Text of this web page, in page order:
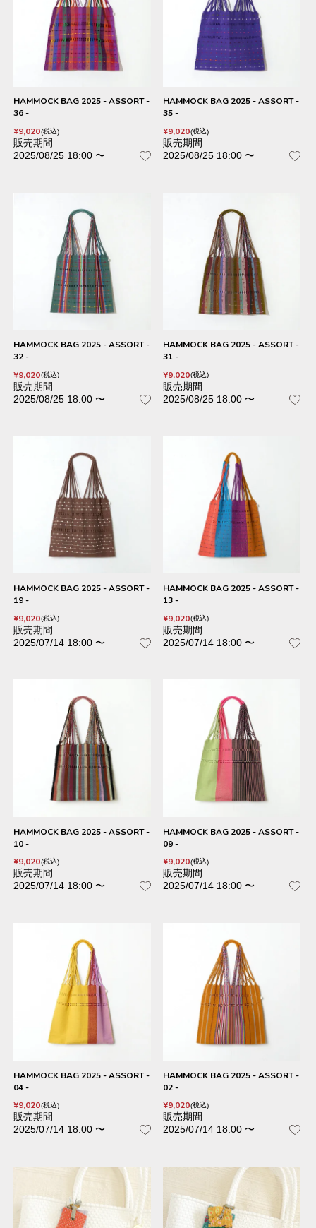
HAMMOCK BAG 2025 - ASSORT -
36 -
¥9,020 税込
販売期間
2025/08/25 18:00 〜
HAMMOCK BAG 2025 - ASSORT -
35 -
¥9,020 税込
販売期間
2025/08/25 18:00 〜
HAMMOCK BAG 2025 - ASSORT -
32 -
¥9,020 税込
販売期間
2025/08/25 18:00 〜
HAMMOCK BAG 2025 - ASSORT -
31 -
¥9,020 税込
販売期間
2025/08/25 18:00 〜
HAMMOCK BAG 2025 - ASSORT -
19 -
¥9,020 税込
販売期間
2025/07/14 18:00 〜
HAMMOCK BAG 2025 - ASSORT -
13 -
¥9,020 税込
販売期間
2025/07/14 18:00 〜
HAMMOCK BAG 2025 - ASSORT -
10 -
¥9,020 税込
販売期間
2025/07/14 18:00 〜
HAMMOCK BAG 2025 - ASSORT -
09 -
¥9,020 税込
販売期間
2025/07/14 18:00 〜
HAMMOCK BAG 2025 - ASSORT -
04 -
¥9,020 税込
販売期間
2025/07/14 18:00 〜
HAMMOCK BAG 2025 - ASSORT -
02 -
¥9,020 税込
販売期間
2025/07/14 18:00 〜